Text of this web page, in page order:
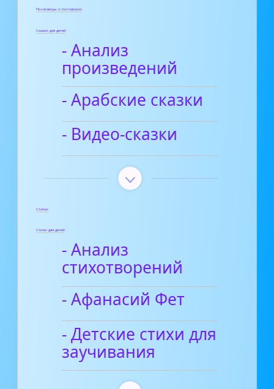
Пословицы и поговорки
Сказки для детей
- Анализ
произведений
- Арабские сказки
- Видео-сказки
Статьи
Стихи для детей
- Анализ
стихотворений
- Афанасий Фет
- Детские стихи для
заучивания